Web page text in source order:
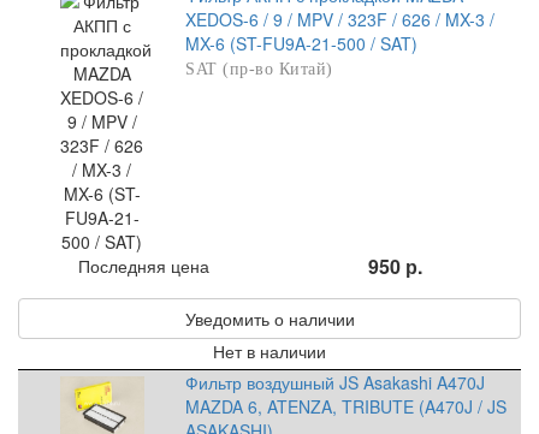
XEDOS-6 / 9 / MPV / 323F / 626 / MX-3 /
MX-6 (ST-FU9A-21-500 / SAT)
SAT (пр-во Китай)
Последняя цена 950 р.
Уведомить о наличии
Нет в наличии
Фильтр воздушный JS Asakashi A470J
MAZDA 6, ATENZA, TRIBUTE (A470J / JS